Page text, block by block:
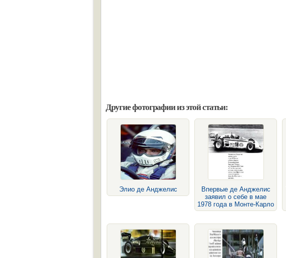
Другие фотографии из этой статьи:
Элио де Анджелис
Впервые де Анджелис
заявил о себе в мае
1978 года в Монте-Карло